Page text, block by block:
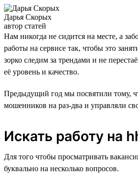
Дарья Скорых
автор статей
Нам никогда не сидится на месте, а
работы на сервисе так, чтобы это
зорко следим за трендами и не
её уровень и качество.
Предыдущий год мы посвятили тому,
мошенников на раз-два и управляли
Искать работу на
Для того чтобы просматривать
буквально на несколько вопросов.